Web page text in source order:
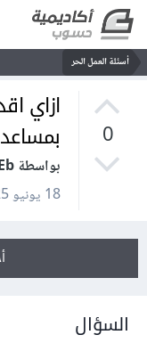
أسئلة العمل الحر
0
ازاي
بواسطة Ahmmmmed Eb
18 يونيو 2025
السؤال